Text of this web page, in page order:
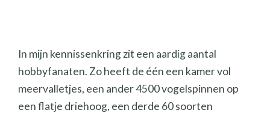
In mijn kennissenkring zit een aardig aantal
hobbyfanaten. Zo heeft de één een kamer vol
meervalletjes, een ander 4500 vogelspinnen op
een flatje driehoog, een derde 60 soorten